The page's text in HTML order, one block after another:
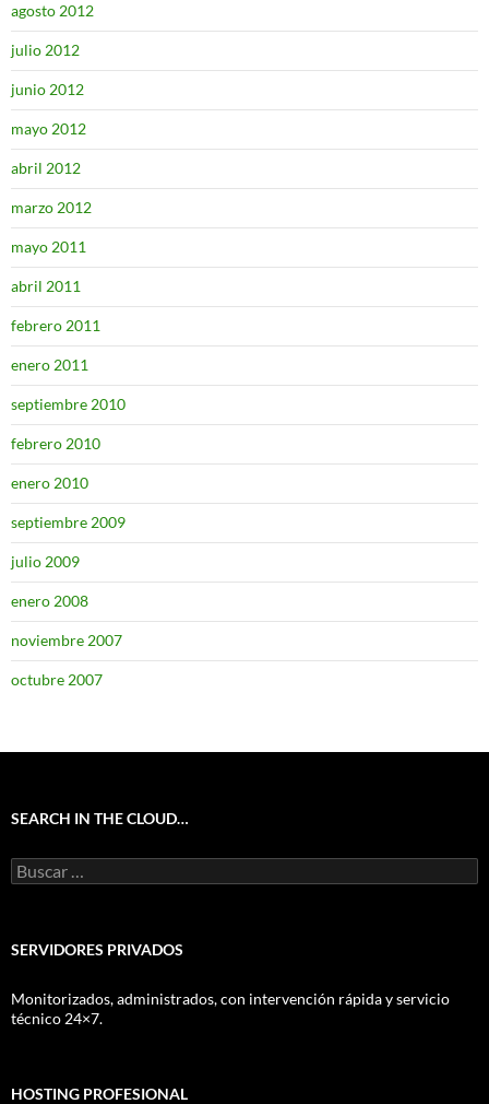
agosto 2012
julio 2012
junio 2012
mayo 2012
abril 2012
marzo 2012
mayo 2011
abril 2011
febrero 2011
enero 2011
septiembre 2010
febrero 2010
enero 2010
septiembre 2009
julio 2009
enero 2008
noviembre 2007
octubre 2007
SEARCH IN THE CLOUD…
Buscar:
SERVIDORES PRIVADOS
Monitorizados, administrados, con intervención rápida y servicio
técnico 24×7.
HOSTING PROFESIONAL